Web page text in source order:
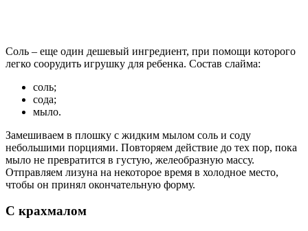
Соль – еще один дешевый ингредиент, при помощи которого
легко соорудить игрушку для ребенка. Состав слайма:
соль;
сода;
мыло.
Замешиваем в плошку с жидким мылом соль и соду
небольшими порциями. Повторяем действие до тех пор, пока
мыло не превратится в густую, желеобразную массу.
Отправляем лизуна на некоторое время в холодное место,
чтобы он принял окончательную форму.
С крахмалом